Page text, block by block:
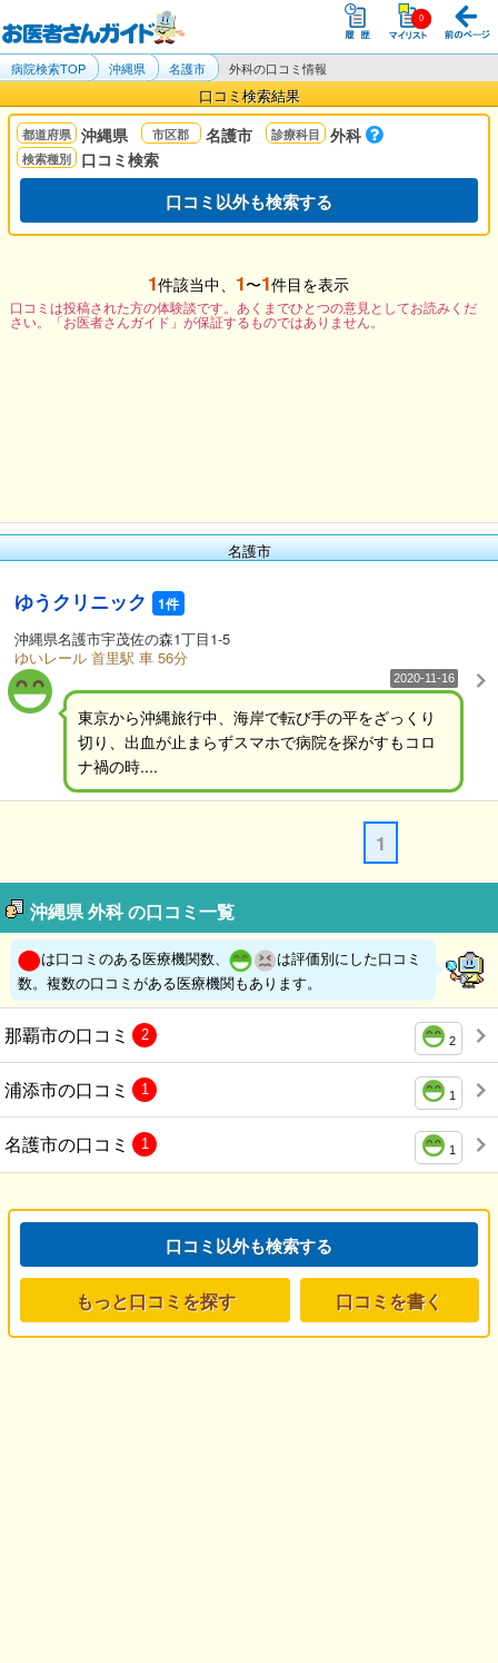
病院検索TOP 沖縄県 名護市 外科の口コミ情報
口コミ検索結果
沖縄県 名護市
外科
口コミ検索
口コミ以外も検索する
1件該当中、 1〜1件目を表示
口コミは投稿された方の体験談です。あくまでひとつの意見としてお読みくだ
さい。「お医者さんガイド」が保証するものではありません。
名護市
ゆうクリニック 1件
沖縄県名護市宇茂佐の森1丁目1-5
ゆいレール 首里駅 車 56分
2020-11-16
東京から沖縄旅行中、海岸で転び手の平をざっくり
切り、出血が止まらずスマホで病院を探がすもコロ
ナ禍の時....
1
沖縄県 外科 の口コミ一覧
は口コミのある医療機関数、
は評価別にした口コミ
数。複数の口コミがある医療機関もあります。
那覇市の口コミ 2
2
浦添市の口コミ 1
1
名護市の口コミ 1
1
口コミ以外も検索する
もっと口コミを探す 口コミを書く